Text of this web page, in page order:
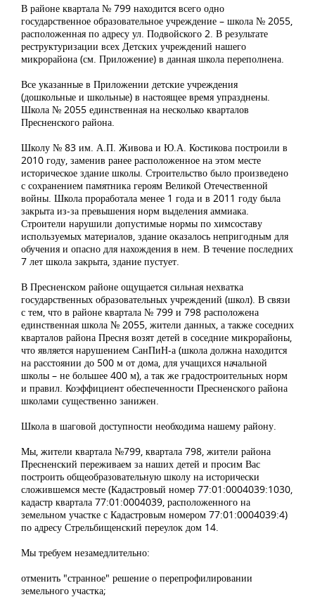
В районе квартала № 799 находится всего одно
государственное образовательное учреждение – школа № 2055,
расположенная по адресу ул. Подвойского 2. В результате
реструктуризации всех Детских учреждений нашего
микрорайона (см. Приложение) в данная школа переполнена.
Все указанные в Приложении детские учреждения
(дошкольные и школьные) в настоящее время упразднены.
Школа № 2055 единственная на несколько кварталов
Пресненского района.
Школу № 83 им. А.П. Живова и Ю.А. Костикова построили в
2010 году, заменив ранее расположенное на этом месте
историческое здание школы. Строительство было произведено
с сохранением памятника героям Великой Отечественной
войны. Школа проработала менее 1 года и в 2011 году была
закрыта из-за превышения норм выделения аммиака.
Строители нарушили допустимые нормы по химсоставу
используемых материалов, здание оказалось непригодным для
обучения и опасно для нахождения в нем. В течение последних
7 лет школа закрыта, здание пустует.
В Пресненском районе ощущается сильная нехватка
государственных образовательных учреждений (школ). В связи
с тем, что в районе квартала № 799 и 798 расположена
единственная школа № 2055, жители данных, а также соседних
кварталов района Пресня возят детей в соседние микрорайоны,
что является нарушением СанПиН-а (школа должна находится
на расстоянии до 500 м от дома, для учащихся начальной
школы – не большее 400 м), а так же градостроительных норм
и правил. Коэффициент обеспеченности Пресненского района
школами существенно занижен.
Школа в шаговой доступности необходима нашему району.
Мы, жители квартала №799, квартала 798, жители района
Пресненский переживаем за наших детей и просим Вас
построить общеобразовательную школу на исторически
сложившемся месте (Кадастровый номер 77:01:0004039:1030,
кадастр квартала 77:01:0004039, расположенного на
земельном участке с Кадастровым номером 77:01:0004039:4)
по адресу Стрельбищенский переулок дом 14.
Мы требуем незамедлительно:
отменить "странное" решение о перепрофилировании
земельного участка;